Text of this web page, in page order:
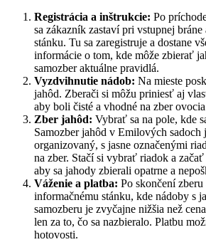
Registrácia a inštrukcie: Po
sa zákazník zastaví pri vstupnej
stánku. Tu sa zaregistruje a dostane
informácie o tom, kde môže zbierať
samozber aktuálne pravidlá.
Vyzdvihnutie nádob: Na mieste
jahôd. Zberači si môžu priniesť aj
aby boli čisté a vhodné na zber
Zber jahôd: Vybrať sa na pole, kde
Samozber jahôd v Emilových sadoch
organizovaný, s jasne označenými
na zber. Stačí si vybrať riadok a
aby sa jahody zbierali opatrne a
Váženie a platba: Po skončení
informačnému stánku, kde nádoby s
samozberu je zvyčajne nižšia než
len za to, čo sa nazbieralo. Platbu
hotovosti.